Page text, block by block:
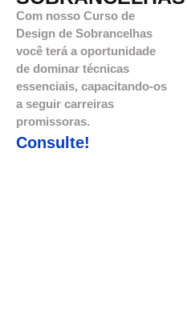
Com nosso Curso de
Design de Sobrancelhas
você terá a oportunidade
de dominar técnicas
essenciais, capacitando-os
a seguir carreiras
promissoras.
Consulte!